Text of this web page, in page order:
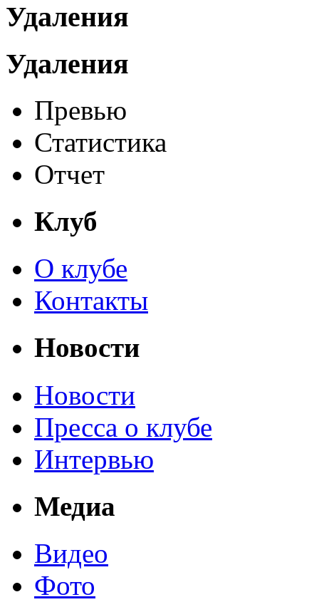
Удаления
Удаления
Превью
Статистика
Отчет
Клуб
О клубе
Контакты
Новости
Новости
Пресса о клубе
Интервью
Медиа
Видео
Фото